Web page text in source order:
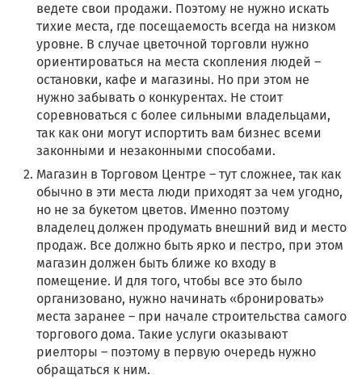
ведете свои продажи. Поэтому не нужно искать
тихие места, где посещаемость всегда на низком
уровне. В случае цветочной торговли нужно
ориентироваться на места скопления людей –
остановки, кафе и магазины. Но при этом не
нужно забывать о конкурентах. Не стоит
соревноваться с более сильными владельцами,
так как они могут испортить вам бизнес всеми
законными и незаконными способами.
Магазин в Торговом Центре – тут сложнее, так как
обычно в эти места люди приходят за чем угодно,
но не за букетом цветов. Именно поэтому
владелец должен продумать внешний вид и место
продаж. Все должно быть ярко и пестро, при этом
магазин должен быть ближе ко входу в
помещение. И для того, чтобы все это было
организовано, нужно начинать «бронировать»
места заранее – при начале строительства самого
торгового дома. Такие услуги оказывают
риелторы – поэтому в первую очередь нужно
обращаться к ним.